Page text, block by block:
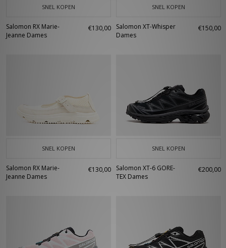
SNEL KOPEN
Salomon RX Marie-
Jeanne Dames
€130,00
SNEL KOPEN
Salomon XT-Whisper
Dames
€150,00
SNEL KOPEN
Salomon RX Marie-
Jeanne Dames
€130,00
SNEL KOPEN
Salomon XT-6 GORE-
TEX Dames
€200,00